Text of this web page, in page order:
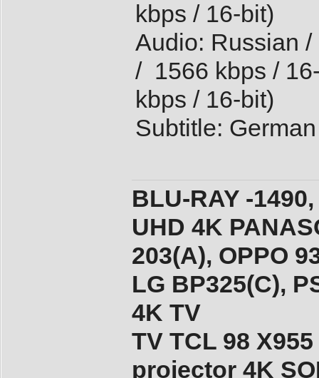
kbps / 16-bit)
Audio: Russian
/ 1566 kbps /
kbps / 16-bit)
Subtitle:
BLU-RAY -
UHD 4K
203(A), ОPPO
LG BP325(C),
4K TV
TV TCL 98 X955
projector 4K